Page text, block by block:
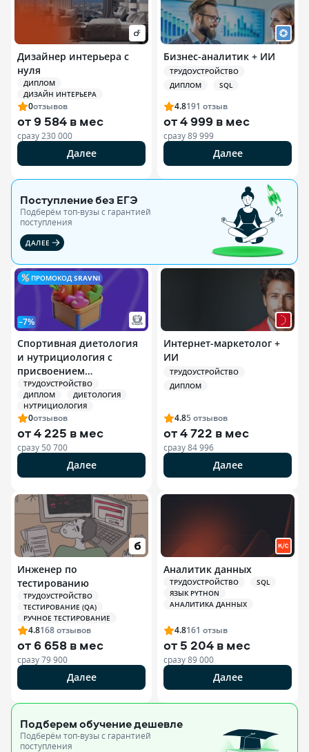
Дизайнер интерьера с
нуля
ДИПЛОМ
ДИЗАЙН ИНТЕРЬЕРА
0отзывов
от9 584 в мес
сразу 230 000
Далее
Бизнес-аналитик + ИИ
ТРУДОУСТРОЙСТВО
ДИПЛОМ
SQL
4.8191 отзыв
от4 999 в мес
сразу89 999
Далее
Поступление без ЕГЭ
Подберём топ-вузы c гарантией
поступления
ДАЛЕЕ
ПРОМОКОД SRAVNI
–7%
Спортивная диетология
и нутрициология с
присвоением
квалификации
Специалист по
спортивной
нутрициологии
ТРУДОУСТРОЙСТВО
ДИПЛОМ
ДИЕТОЛОГИЯ
НУТРИЦИОЛОГИЯ
0отзывов
от4 225 в мес
сразу 50 700
Далее
Интернет-маркетолог +
ИИ
ТРУДОУСТРОЙСТВО
ДИПЛОМ
4.85отзывов
от4 722 в мес
сразу84 996
Далее
Инженер по
тестированию
ТРУДОУСТРОЙСТВО
ТЕСТИРОВАНИЕ (QA)
РУЧНОЕ ТЕСТИРОВАНИЕ
4.8168отзывов
от 6 658 в мес
сразу79 900
Далее
Аналитик данных
ТРУДОУСТРОЙСТВО
SQL
ЯЗЫК PYTHON
АНАЛИТИКА ДАННЫХ
4.8161 отзыв
от 5 204 в мес
сразу89 000
Далее
Подберем обучениедешевле
Подберём топ-вузы c гарантией
поступления